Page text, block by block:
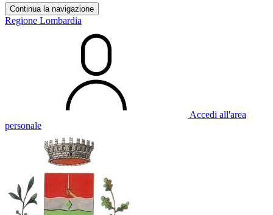
Continua la navigazione
Regione Lombardia
Accedi all'area
personale